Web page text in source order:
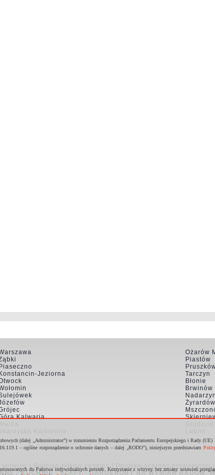
Piaseczno
Konstancin-Jeziorna
Kalwaria
Ożarów
Piastów
Tarczyn
Błonie
Brwinów
Nadarzyn
Żyrardów
serwisu | Polityka plików cookies| Polityka ochrony prywatności
- KUCHNIE - SZAFY - GARDEROBY NA WYMIAR RADOM,
(dalej „Administrator”) w rozumieniu Rozporządzenia Parlamentu Europejskiego i Rady
– ogólne rozporządzenie o ochronie danych – dalej „RODO”), niniejszym przedstawiam
do Państwa indywidualnych potrzeb. Korzystanie z witryny bez zmiany ustawień